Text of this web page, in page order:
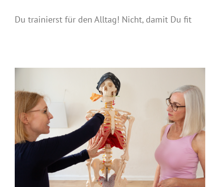
Du trainierst für den Alltag! Nicht, damit Du fit